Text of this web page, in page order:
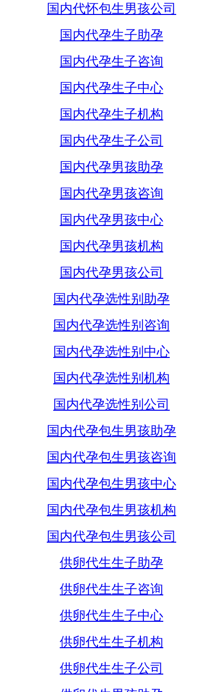
国内代怀包生男孩公司
国内代孕生子助孕
国内代孕生子咨询
国内代孕生子中心
国内代孕生子机构
国内代孕生子公司
国内代孕男孩助孕
国内代孕男孩咨询
国内代孕男孩中心
国内代孕男孩机构
国内代孕男孩公司
国内代孕选性别助孕
国内代孕选性别咨询
国内代孕选性别中心
国内代孕选性别机构
国内代孕选性别公司
国内代孕包生男孩助孕
国内代孕包生男孩咨询
国内代孕包生男孩中心
国内代孕包生男孩机构
国内代孕包生男孩公司
供卵代生生子助孕
供卵代生生子咨询
供卵代生生子中心
供卵代生生子机构
供卵代生生子公司